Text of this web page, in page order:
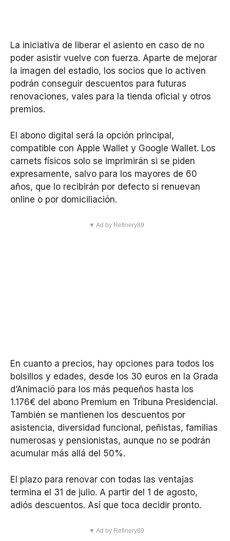
La iniciativa de liberar el asiento en caso de no
poder asistir vuelve con fuerza. Aparte de mejorar
la imagen del estadio, los socios que lo activen
podrán conseguir descuentos para futuras
renovaciones, vales para la tienda oficial y otros
premios.
El abono digital será la opción principal,
compatible con Apple Wallet y Google Wallet. Los
carnets físicos solo se imprimirán si se piden
expresamente, salvo para los mayores de 60
años, que lo recibirán por defecto si renuevan
online o por domiciliación.
▼ Ad by Refinery89
En cuanto a precios, hay opciones para todos los
bolsillos y edades, desde los 30 euros en la Grada
d’Animació para los más pequeños hasta los
1.176€ del abono Premium en Tribuna Presidencial.
También se mantienen los descuentos por
asistencia, diversidad funcional, peñistas, familias
numerosas y pensionistas, aunque no se podrán
acumular más allá del 50%.
El plazo para renovar con todas las ventajas
termina el 31 de julio. A partir del 1 de agosto,
adiós descuentos. Así que toca decidir pronto.
▼ Ad by Refinery89